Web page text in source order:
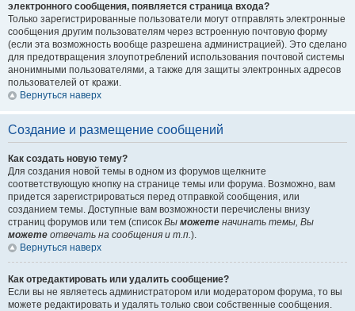
электронного сообщения, появляется страница входа?
Только зарегистрированные пользователи могут отправлять электронные
сообщения другим пользователям через встроенную почтовую форму
(если эта возможность вообще разрешена администрацией). Это сделано
для предотвращения злоупотреблений использования почтовой системы
анонимными пользователями, а также для защиты электронных адресов
пользователей от кражи.
Вернуться наверх
Создание и размещение сообщений
Как создать новую тему?
Для создания новой темы в одном из форумов щелкните
соответствующую кнопку на странице темы или форума. Возможно, вам
придется зарегистрироваться перед отправкой сообщения, или
созданием темы. Доступные вам возможности перечислены внизу
страниц форумов или тем (список Вы можете начинать темы, Вы
можете отвечать на сообщения и т.п.).
Вернуться наверх
Как отредактировать или удалить сообщение?
Если вы не являетесь администратором или модератором форума, то вы
можете редактировать и удалять только свои собственные сообщения.